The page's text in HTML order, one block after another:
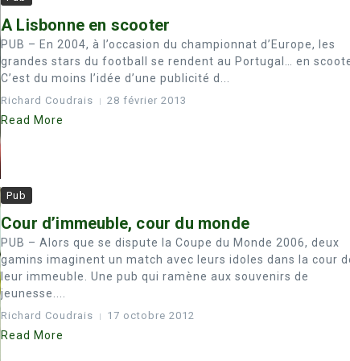
A Lisbonne en scooter
PUB – En 2004, à l’occasion du championnat d’Europe, les
grandes stars du football se rendent au Portugal… en
C’est du moins l’idée d’une publicité d...
Richard Coudrais 28 février 2013
Read More
Pub
Cour d’immeuble, cour du monde
PUB – Alors que se dispute la Coupe du Monde 2006, deux
gamins imaginent un match avec leurs idoles dans la cour
leur immeuble. Une pub qui ramène aux souvenirs de
jeunesse....
Richard Coudrais 17 octobre 2012
Read More